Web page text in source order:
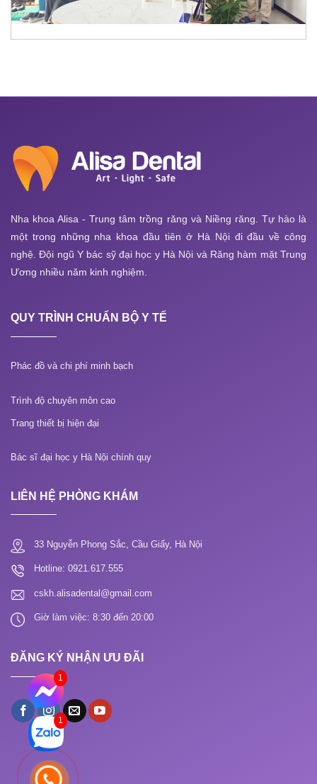
Nha khoa Alisa - Trung tâm trồng răng và Niềng răng. Tự hào là
một trong những nha khoa đầu tiên ở Hà Nội đi đầu về công
nghệ. Đội ngũ Y bác sỹ đại học y Hà Nội và Răng hàm mặt Trung
Ương nhiều năm kinh nghiệm.
QUY TRÌNH CHUẨN BỘ Y TẾ
Phác đồ và chi phí minh bạch
Trình độ chuyên môn cao
Trang thiết bị hiện đại
Bác sĩ đại học y Hà Nội chính quy
LIÊN HỆ PHÒNG KHÁM
33 Nguyễn Phong Sắc, Cầu Giấy, Hà Nội
Hotline: 0921.617.555
cskh.alisadental@gmail.com
Giờ làm việc: 8:30 đến 20:00
ĐĂNG KÝ NHẬN ƯU ĐÃI
1
1